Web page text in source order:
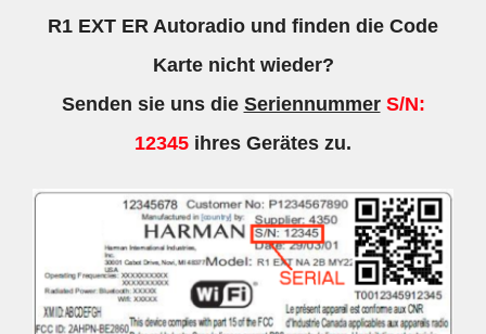
R1 EXT ER Autoradio und finden die Code
Karte nicht wieder?
Senden sie uns die Seriennummer S/N:
12345 ihres Gerätes zu.